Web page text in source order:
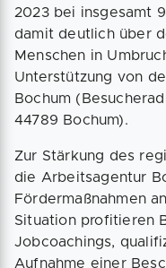
2023 bei insgesamt
damit deutlich über
Menschen in
Unterstützung von
Bochum
44789 Bochum).
Zur Stärkung des
die Arbeitsagentur
Fördermaßnahmen
Situation profitieren
Jobcoachings,
Aufnahme einer